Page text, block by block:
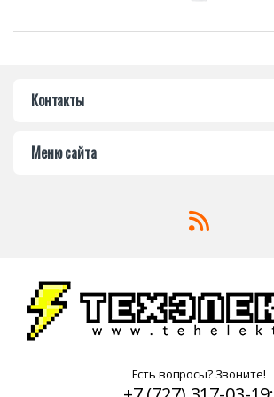
Контакты
Меню сайта
Есть вопросы? Звоните!